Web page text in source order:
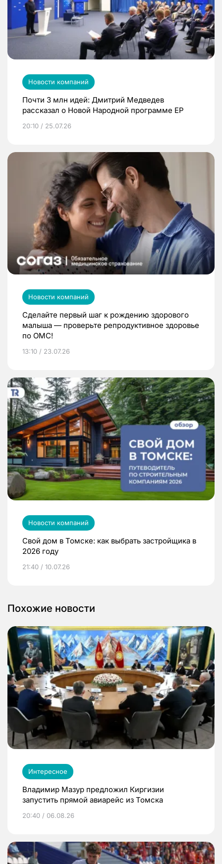
Новости компаний
Почти 3 млн идей: Дмитрий Медведев
рассказал о Новой Народной программе ЕР
20:10 / 25.07.26
Новости компаний
Сделайте первый шаг к рождению здорового
малыша — проверьте репродуктивное здоровье
по ОМС!
13:10 / 23.07.26
Новости компаний
Свой дом в Томске: как выбрать застройщика в
2026 году
21:40 / 10.07.26
Похожие новости
Интересное
Владимир Мазур предложил Киргизии
запустить прямой авиарейс из Томска
20:40 / 06.08.26